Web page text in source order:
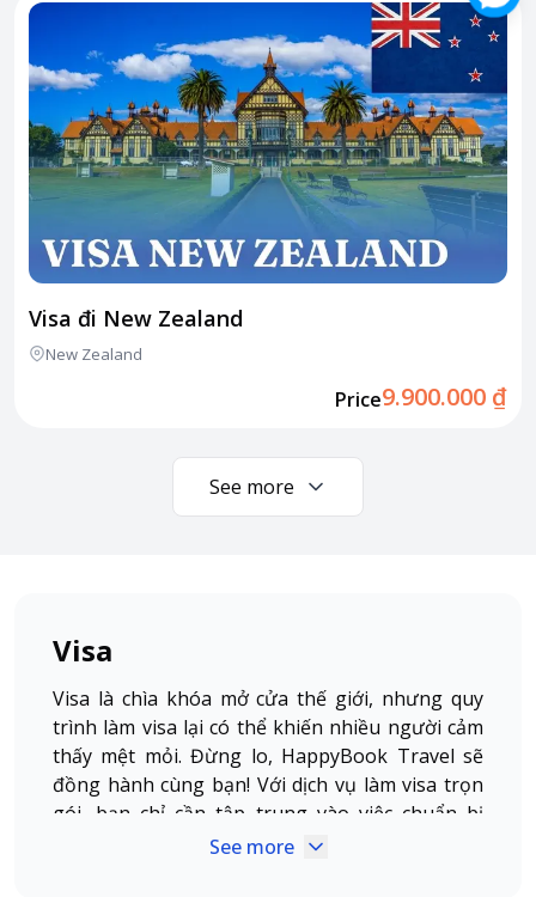
Visa đi New Zealand
New Zealand
Price9.900.000 ₫
See more
Visa
Visa là chìa khóa mở cửa thế giới, nhưng quy
trình làm visa lại có thể khiến nhiều người cảm
thấy mệt mỏi. Đừng lo, HappyBook Travel sẽ
đồng hành cùng bạn! Với dịch vụ làm visa trọn
gói, bạn chỉ cần tập trung vào việc chuẩn bị
hành lý, còn mọi thủ tục visa để chúng tôi lo.
See more